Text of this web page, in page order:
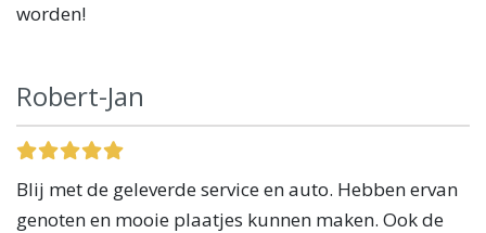
worden!
Robert-Jan
Blij met de geleverde service en auto. Hebben ervan
genoten en mooie plaatjes kunnen maken. Ook de